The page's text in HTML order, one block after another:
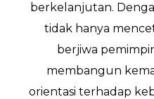
berkelanjutan.
tidak hanya
berjiwa
membangun
orientasi terhadap